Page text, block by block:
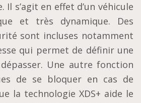
Il s’agit en effet d’un véhicule
et très dynamique. Des
sont incluses notamment
qui permet de définir une
Une autre fonction
de se bloquer en cas de
la technologie XDS+ aide le